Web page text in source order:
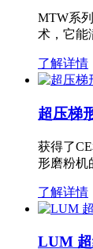
MTW系
术，它能
了解详情
超压梯
获得了
形磨粉机
了解详情
LUM